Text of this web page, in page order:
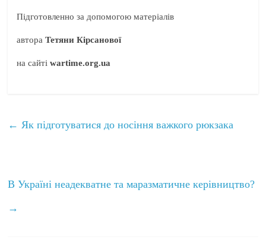
Підготовленно за допомогою матеріалів
автора Тетяни Кірсанової
на сайтіwartime.org.ua
← Як підготуватися до носіння важкого рюкзака
В Україні неадекватне та маразматичне керівництво?
→